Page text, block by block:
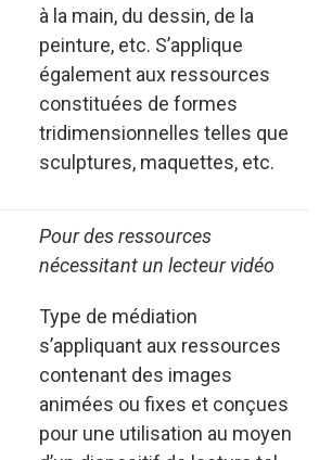
à la main, du dessin, de la
peinture, etc. S’applique
également aux ressources
constituées de formes
tridimensionnelles telles que
sculptures, maquettes, etc.
Pour des ressources
nécessitant un lecteur vidéo
Type de médiation
s’appliquant aux ressources
contenant des images
animées ou fixes et conçues
pour une utilisation au moyen